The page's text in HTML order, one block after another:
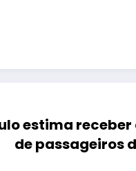
estima receber
de passageiros